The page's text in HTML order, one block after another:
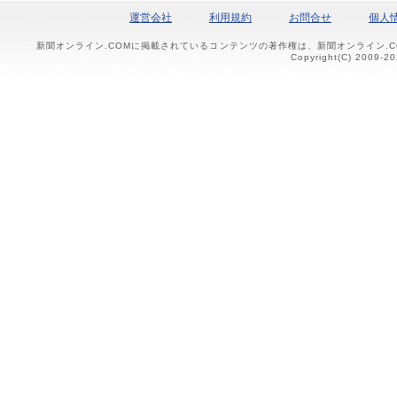
運営会社 利用規約 お問合せ 個人
新聞オンライン.COMに掲載されているコンテンツの著作権は、新聞オンライン
Copyright(C) 2009-